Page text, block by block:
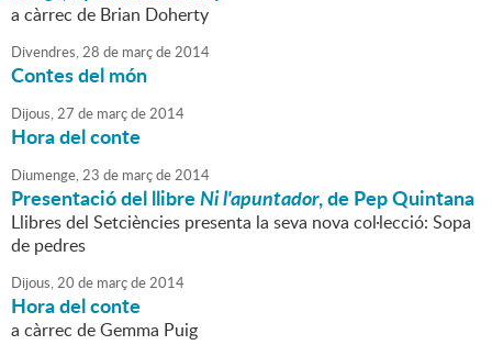
a càrrec de Brian Doherty
Divendres,28 de marçde2014
Contes del món
Dijous,27 de marçde2014
Hora del conte
Diumenge,23 de marçde2014
Presentació del llibreNi l'apuntador, de Pep Quintana
Llibres del Setciències presenta la seva nova col·lecció: Sopa
de pedres
Dijous,20 de marçde2014
Hora del conte
a càrrec de Gemma Puig